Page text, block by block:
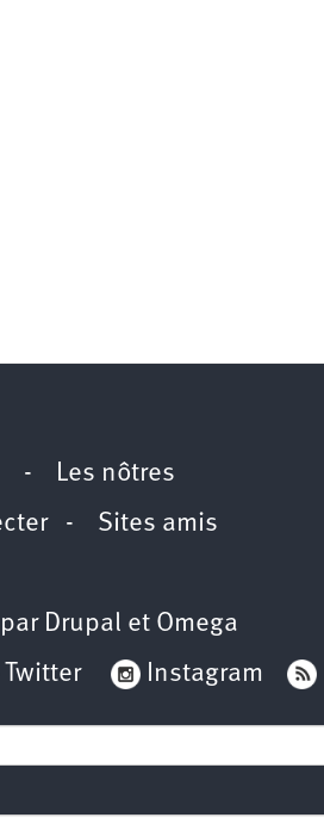
- Les nôtres
- Sites amis
Drupal et Omega
Twitter Instagram